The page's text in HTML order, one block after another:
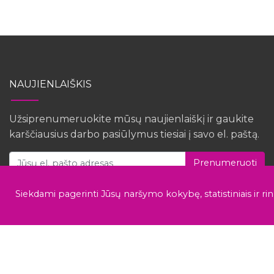
NAUJIENLAIŠKIS
Užsiprenumeruokite mūsų naujienlaiškį ir gaukite
karščiausius darbo pasiūlymus tiesiai į savo el. paštą.
Prenumeruoti
Siekdami pagerinti Jūsų naršymo kokybę, statistiniais ir